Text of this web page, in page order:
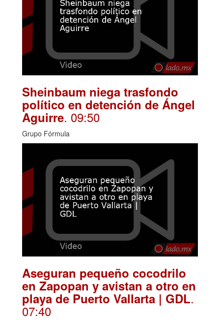
Sheinbaum niega trasfondo
político en detención de Ángel
Aguirre. 09:50
Grupo Fórmula
Aseguran pequeño cocodrilo
en Zapopan y avistan a otro en
playa de Puerto Vallarta | GDL.
07:40